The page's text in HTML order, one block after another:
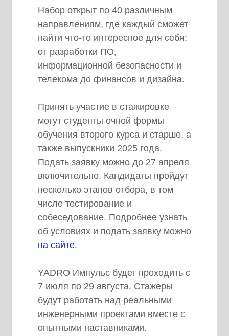
Петербурге, собственная
производственная площадка
расположена в Московской
области.
Набор открыт по 40 различным
направлениям, где каждый сможет
найти что-то интересное для себя:
от разработки ПО,
информационной безопасности и
телекома до финансов и дизайна.
Принять участие в стажировке
могут студенты очной формы
обучения второго курса и старше, а
также выпускники 2025 года.
Подать заявку можно до 27 апреля
включительно. Кандидаты пройдут
несколько этапов отбора, в том
числе тестирование и
собеседование. Подробнее узнать
об условиях и подать заявку можно
на сайте.
YADRO Импульс будет проходить с
7 июля по 29 августа. Стажеры
будут работать над реальными
инженерными проектами вместе с
опытными наставниками.